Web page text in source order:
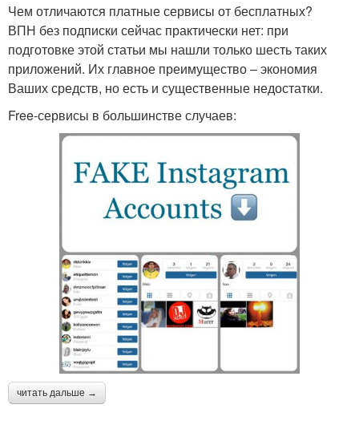
Чем отличаются платные сервисы от бесплатных?
ВПН без подписки сейчас практически нет: при
подготовке этой статьи мы нашли только шесть таких
приложений. Их главное преимущество – экономия
Ваших средств, но есть и существенные недостатки.
Free-сервисы в большинстве случаев:
читать дальше →